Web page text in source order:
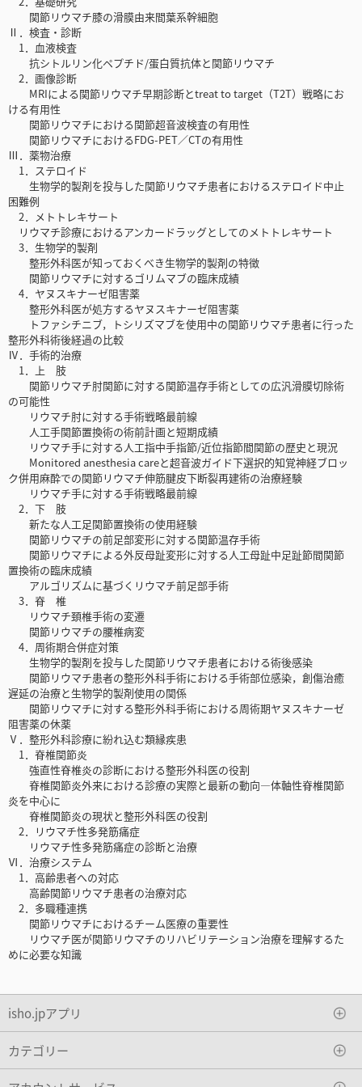
関節リウマチ膝の滑膜由来間葉系幹細胞
Ⅱ．検査・診断
1．血液検査
抗シトルリン化ペプチド/蛋白質抗体と関節リウマチ
2．画像診断
MRIによる関節リウマチ早期診断とtreat to target（T2T）戦略にお
ける有用性
関節リウマチにおける関節超音波検査の有用性
関節リウマチにおけるFDG-PET／CTの有用性
Ⅲ．薬物治療
1．ステロイド
生物学的製剤を投与した関節リウマチ患者におけるステロイド中止
困難例
2．メトトレキサート
リウマチ診療におけるアンカードラッグとしてのメトトレキサート
3．生物学的製剤
整形外科医が知っておくべき生物学的製剤の特徴
関節リウマチに対するゴリムマブの臨床成績
4．ヤヌスキナーゼ阻害薬
整形外科医が処方するヤヌスキナーゼ阻害薬
トファシチニブ，トシリズマブを使用中の関節リウマチ患者に行った
整形外科術後経過の比較
Ⅳ．手術的治療
1．上 肢
関節リウマチ肘関節に対する関節温存手術としての広汎滑膜切除術
の可能性
リウマチ肘に対する手術戦略最前線
人工手関節置換術の術前計画と短期成績
リウマチ手に対する人工指中手指節/近位指節間関節の歴史と現況
Monitored anesthesia careと超音波ガイド下選択的知覚神経ブロッ
ク併用麻酔での関節リウマチ伸筋腱皮下断裂再建術の治療経験
リウマチ手に対する手術戦略最前線
2．下 肢
新たな人工足関節置換術の使用経験
関節リウマチの前足部変形に対する関節温存手術
関節リウマチによる外反母趾変形に対する人工母趾中足趾節間関節
置換術の臨床成績
アルゴリズムに基づくリウマチ前足部手術
3．脊 椎
リウマチ頚椎手術の変遷
関節リウマチの腰椎病変
4．周術期合併症対策
生物学的製剤を投与した関節リウマチ患者における術後感染
関節リウマチ患者の整形外科手術における手術部位感染，創傷治癒
遅延の治療と生物学的製剤使用の関係
関節リウマチに対する整形外科手術における周術期ヤヌスキナーゼ
阻害薬の休薬
Ⅴ．整形外科診療に紛れ込む類縁疾患
1．脊椎関節炎
強直性脊椎炎の診断における整形外科医の役割
脊椎関節炎外来における診療の実際と最新の動向―体軸性脊椎関節
炎を中心に
脊椎関節炎の現状と整形外科医の役割
2．リウマチ性多発筋痛症
リウマチ性多発筋痛症の診断と治療
Ⅵ．治療システム
1．高齢患者への対応
高齢関節リウマチ患者の治療対応
2．多職種連携
関節リウマチにおけるチーム医療の重要性
リウマチ医が関節リウマチのリハビリテーション治療を理解するた
めに必要な知識
isho.jpアプリ
カテゴリー